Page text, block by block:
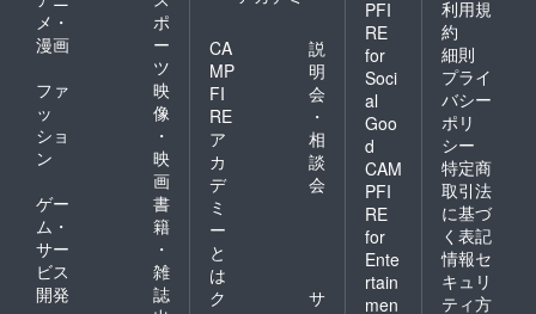
メ・
漫画
ポ
ー
ツ
ファ
ッ
ショ
ン
映
像
・
映
画
ゲー
ム・
サー
ビス
開発
書
籍
・
雑
誌
CA
MP
FI
RE
ア
カ
デ
ミ
ー
と
は
説
明
会
・
相
談
会
ク
サ
PFI
RE
for
Soci
al
Goo
d
CAM
PFI
RE
for
Ente
rtain
men
利用規
約
細則
プライ
バシー
ポリ
シー
特定商
取引法
に基づ
く表記
情報セ
キュリ
ティ方